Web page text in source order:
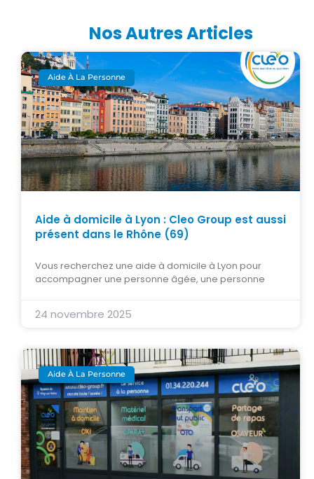
Nos Autres Articles
Aide À La Personne
Aide à domicile à Lyon : Cleo Group est aussi
présent dans le Rhône (69)
Vous recherchez une aide à domicile à Lyon pour
accompagner une personne âgée, une personne
24 novembre 2025
Aide À La Personne